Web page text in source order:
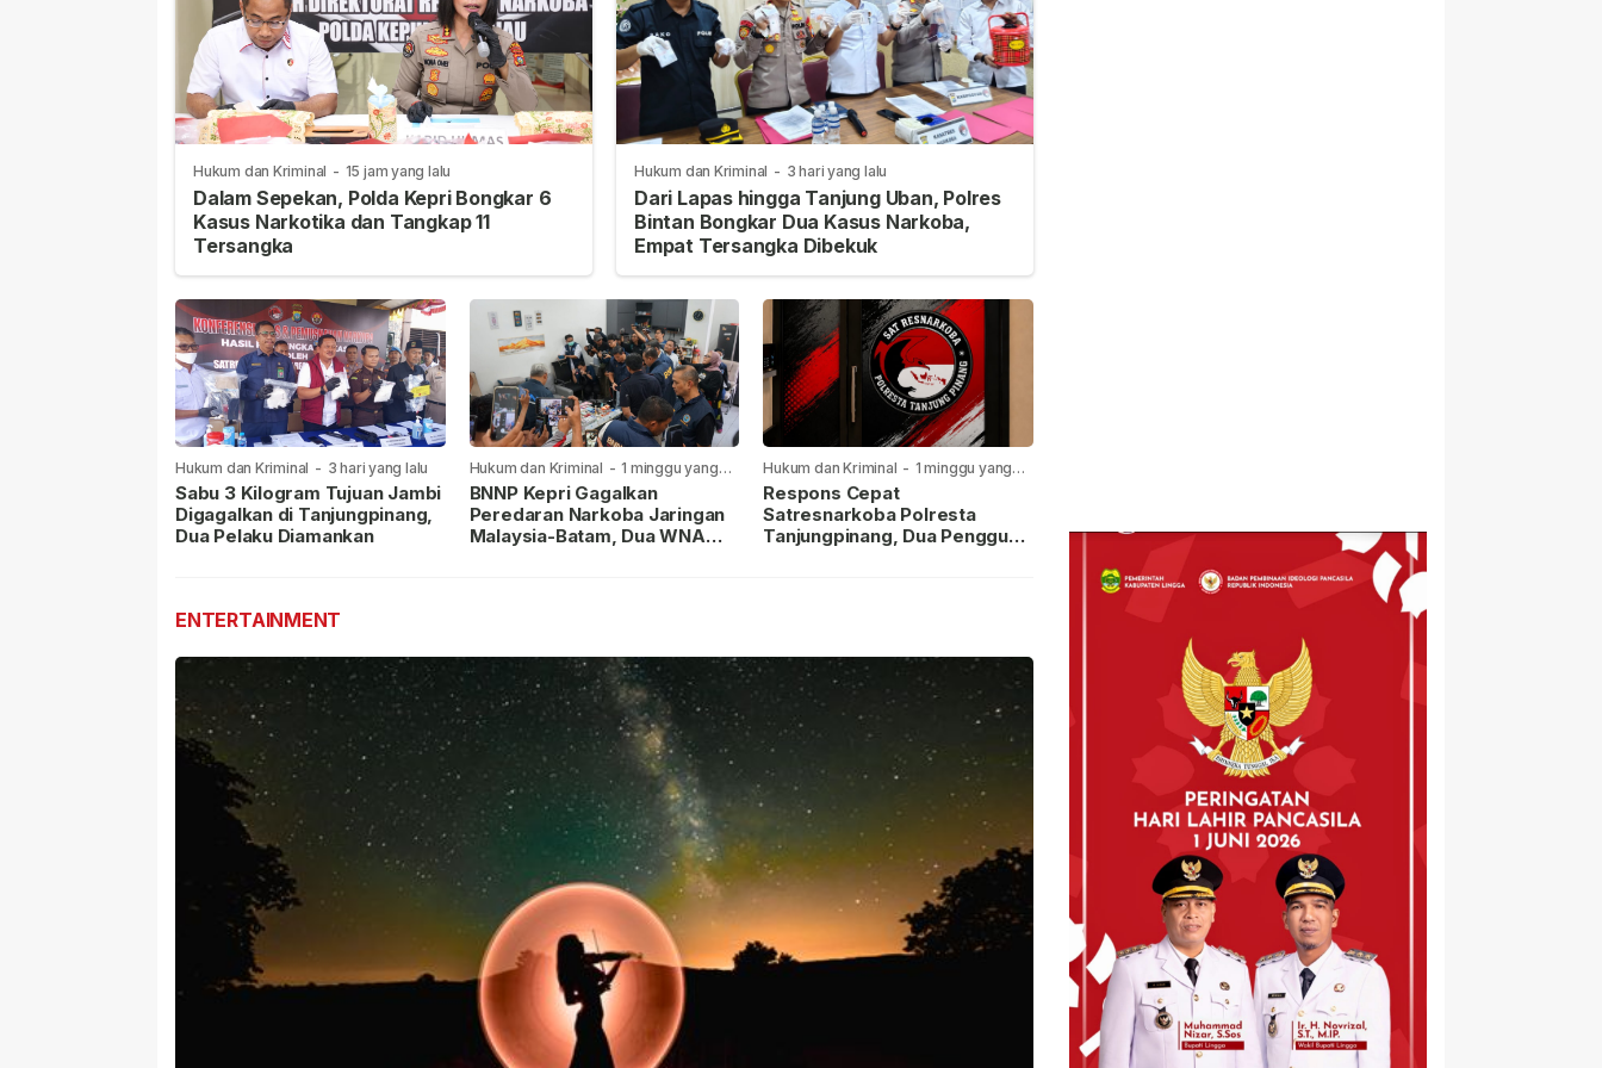
Hukum dan Kriminal - 15 jam yang lalu
Dalam Sepekan, Polda Kepri Bongkar 6
Kasus Narkotika dan Tangkap 11
Tersangka
Hukum dan Kriminal - 3 hari yang lalu
Dari Lapas hingga Tanjung Uban, Polres
Bintan Bongkar Dua Kasus Narkoba,
Empat Tersangka Dibekuk
Hukum dan Kriminal - 3 hari yang lalu
Sabu 3 Kilogram Tujuan Jambi
Digagalkan di Tanjungpinang,
Dua Pelaku Diamankan
Hukum dan Kriminal - 1 minggu yang
lalu
BNNP Kepri Gagalkan
Peredaran Narkoba Jaringan
Malaysia-Batam, Dua WNA
Hukum dan Kriminal - 1 minggu yang
lalu
Respons Cepat
Satresnarkoba Polresta
Tanjungpinang, Dua Pengguna
ENTERTAINMENT